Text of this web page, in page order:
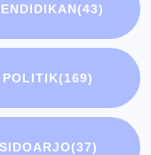
(43)
POLITIK(169)
SIDOARJO(37)